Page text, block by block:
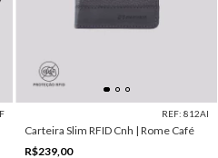
REF: 812AI
Carteira Slim RFID Cnh | Rome Café
R$239,00